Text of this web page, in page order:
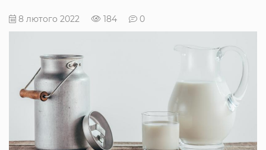
8 лютого 2022 184 0